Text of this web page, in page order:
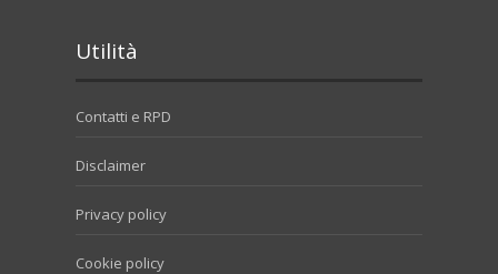
Utilità
Contatti e RPD
Disclaimer
Privacy policy
Cookie policy